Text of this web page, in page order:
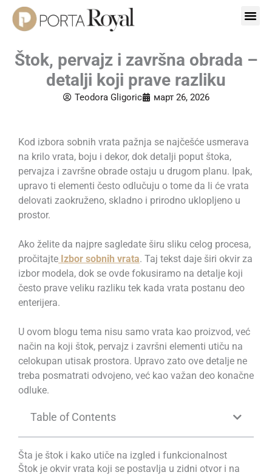
Пређи
Štok, pervajz i završna obrada –
detalji koji prave razliku
Teodora Gligoric март 26, 2026
Kod izbora sobnih vrata pažnja se najčešće usmerava
na krilo vrata, boju i dekor, dok detalji poput štoka,
pervajza i završne obrade ostaju u drugom planu. Ipak,
upravo ti elementi često odlučuju o tome da li će vrata
delovati zaokruženo, skladno i prirodno uklopljeno u
prostor.
Ako želite da najpre sagledate širu sliku celog procesa,
pročitajte Izbor sobnih vrata. Taj tekst daje širi okvir za
izbor modela, dok se ovde fokusiramo na detalje koji
često prave veliku razliku tek kada vrata postanu deo
enterijera.
U ovom blogu tema nisu samo vrata kao proizvod, već
način na koji štok, pervajz i završni elementi utiču na
celokupan utisak prostora. Upravo zato ove detalje ne
treba posmatrati odvojeno, već kao važan deo konačne
odluke.
Table of Contents
Šta je štok i kako utiče na izgled i funkcionalnost
Štok je okvir vrata koji se postavlja u zidni otvor i na